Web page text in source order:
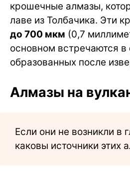
крошечные алмазы,
лаве из Толбачика. Эти
до 700 мкм (0,7
основном встречаются в
образованных после
Алмазы на
Если они не возникли в
каковы источники этих